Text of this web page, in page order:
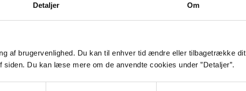
Detaljer Om
af brugervenlighed. Du kan til enhver tid ændre eller tilbagetrække dit
Du kan læse mere om de anvendte cookies under ”Detaljer”.